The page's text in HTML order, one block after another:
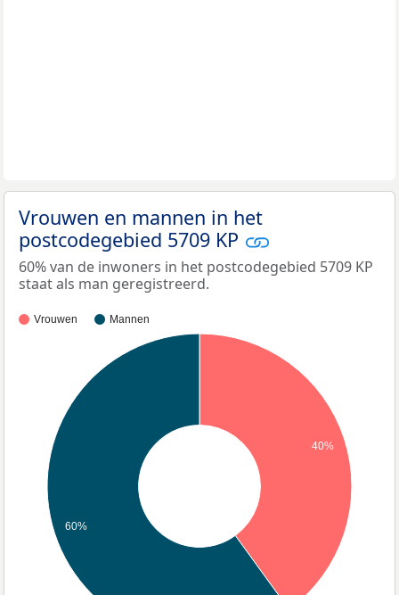
Vrouwen en mannen in het
postcodegebied 5709 KP
60% van de inwoners in het postcodegebied 5709 KP
staat als man geregistreerd.
Vrouwen Mannen
40%
60%